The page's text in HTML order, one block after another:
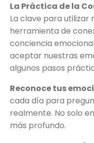
La Práctica de la
La clave para utilizar
herramienta de
conciencia
aceptar nuestras
algunos pasos
Reconoce tus
cada día para
realmente. No solo
más profundo.